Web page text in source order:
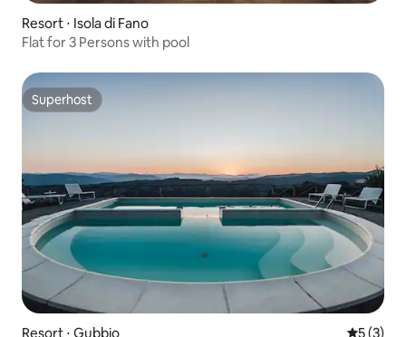
Resort ⋅ Isola di Fano
Flat for 3 Persons with pool
Superhost
Superhost
Resort ⋅ Gubbio 5 de
5 (3)